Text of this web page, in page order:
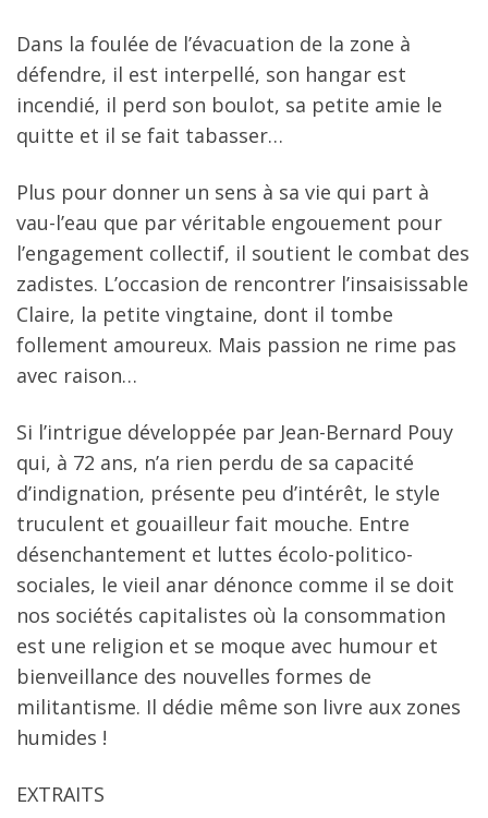
Dans la foulée de l’évacuation de la zone à
défendre, il est interpellé, son hangar est
incendié, il perd son boulot, sa petite amie le
quitte et il se fait tabasser…
Plus pour donner un sens à sa vie qui part à
vau-l’eau que par véritable engouement pour
l’engagement collectif, il soutient le combat des
zadistes. L’occasion de rencontrer l’insaisissable
Claire, la petite vingtaine, dont il tombe
follement amoureux. Mais passion ne rime pas
avec raison…
Si l’intrigue développée par Jean-Bernard Pouy
qui, à 72 ans, n’a rien perdu de sa capacité
d’indignation, présente peu d’intérêt, le style
truculent et gouailleur fait mouche. Entre
désenchantement et luttes écolo-politico-
sociales, le vieil anar dénonce comme il se doit
nos sociétés capitalistes où la consommation
est une religion et se moque avec humour et
bienveillance des nouvelles formes de
militantisme. Il dédie même son livre aux zones
humides !
EXTRAITS